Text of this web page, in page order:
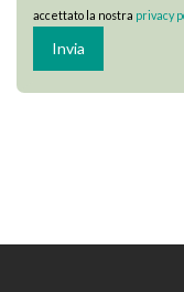
accettato la nostra privacy